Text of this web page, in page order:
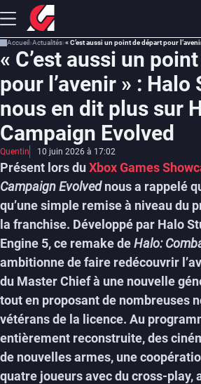
Accueil Actualités
« C’est aussi un
pour l’avenir » : Halo
nous en dit plus sur
Campaign Evolved
Quentin 10 juin 2026 à 17:02
Présent lors duXbox Games
Campaign Evolvednous a rappelé
qu’une simple remise à niveau du
la franchise. Développé par Halo
Engine 5, ce remake deHalo:
ambitionne de faire redécouvrir
du Master Chief à une nouvelle
tout en proposant de nombreuses
vétérans de la licence. Au
entièrement reconstruite, des
de nouvelles armes, une
quatre joueurs avec du cross-play,